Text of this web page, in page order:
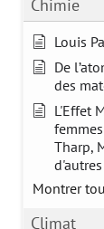
Chimie
Louis
De
des
L'Effet
Tharp,
Montrer
Climat